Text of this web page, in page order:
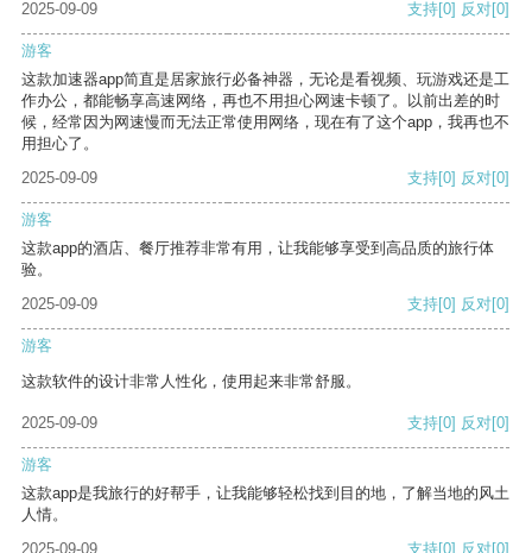
2025-09-09 支持[0] 反对[0]
游客
这款加速器app简直是居家旅行必备神器，无论是看视频、玩游戏还是工
作办公，都能畅享高速网络，再也不用担心网速卡顿了。以前出差的时
候，经常因为网速慢而无法正常使用网络，现在有了这个app，我再也不
用担心了。
2025-09-09
支持[0] 反对[0]
游客
这款app的酒店、餐厅推荐非常有用，让我能够享受到高品质的旅行体
验。
2025-09-09
支持[0] 反对[0]
游客
这款软件的设计非常人性化，使用起来非常舒服。
2025-09-09 支持[0] 反对[0]
游客
这款app是我旅行的好帮手，让我能够轻松找到目的地，了解当地的风土
人情。
2025-09-09
支持[0] 反对[0]